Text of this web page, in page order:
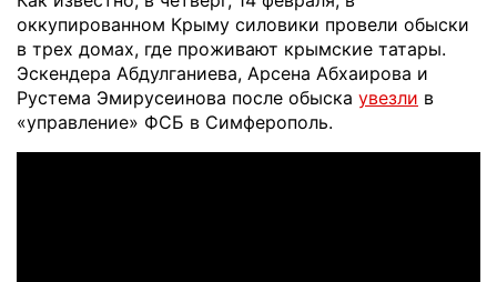
оккупированном Крыму силовики провели обыски
в трех домах, где проживают крымские татары.
Эскендера Абдулганиева, Арсена Абхаирова и
Рустема Эмирусеинова после обыска увезли в
«управление» ФСБ в Симферополь.